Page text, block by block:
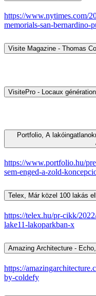
https://www.nytimes.com/
memorials-san-bernardino-
Visite Magazine - Thomas
VisitePro - Locaux
Portfolio, A
https://www.portfolio.hu/
sem-enged-a-zold-
Telex, Már közel 100 lakás
https://telex.hu/pr-cikk/
lake11-lakoparkban-x
Amazing Architecture -
https://
by-coldefy